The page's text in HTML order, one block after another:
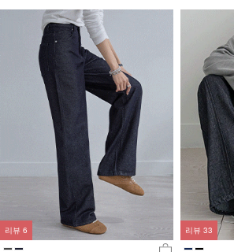
시즌오프 1+1 기획세트
리뷰 6 리뷰 33